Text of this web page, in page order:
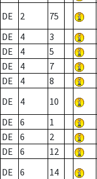
DE
2 75
DE
4 3
DE
4 5
DE
4 7
DE
4 8
DE
4 10
DE
6 1
DE
6 2
DE
6 12
DE
6 14